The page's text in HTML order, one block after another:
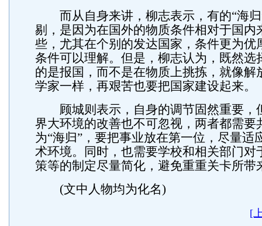
而从自身来讲，柳志表示，有的“海归
剔，是因为在国外的物质条件相对于国内
些，尤其在个别的发达国家，条件更为优
条件可以理解。但是，柳志认为，既然选
的是报国，而不是在物质上挑拣，就像解
学家一样，再艰苦也要把国家建设起来。
顾城则表示，自身的调节固然重要，
界大环境的改善也不可忽视，两者都需要
为“海归”，要把事业放在第一位，尽量适
术环境。同时，也需要学校和相关部门对
策等的制定尽量简化，避免重重关卡所带
(文中人物均为化名)
[